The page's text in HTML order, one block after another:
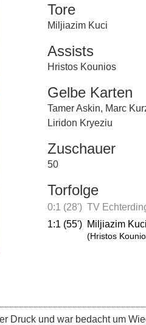
Tore
Miljiazim Kuci
Assists
Hristos Kounios
Gelbe Karten
Tamer Askin, Marc
Liridon Kryeziu
Zuschauer
50
Torfolge
0:1 (28') TV
1:1 (55') Miljiazim Kuci
(Hristos
Druck und war bedacht um